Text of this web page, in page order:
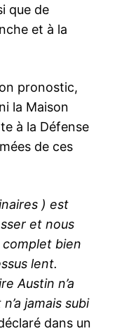
que de
et à la
pronostic,
la Maison
à la Défense
de ces
) est
et nous
bien
lent.
Austin n’a
jamais subi
dans un